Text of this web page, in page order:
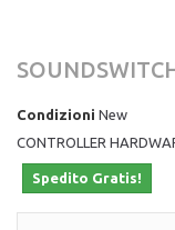
Condizioni New
CONTROLLER
Spedito Gratis!